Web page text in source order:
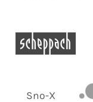
Sno-X